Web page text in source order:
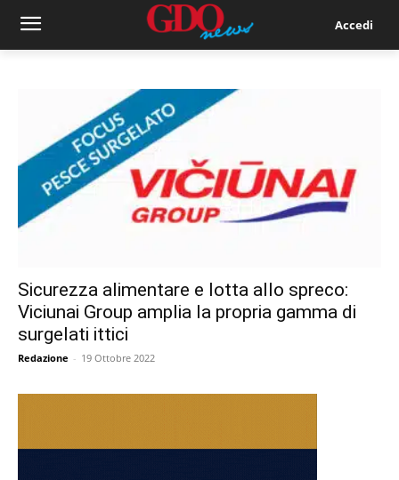
Accedi
Sicurezza alimentare e lotta allo spreco:
Viciunai Group amplia la propria gamma di
surgelati ittici
Redazione - 19 Ottobre 2022